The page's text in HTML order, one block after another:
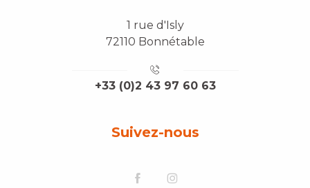
1 rue d'Isly
72110 Bonnétable
+33 (0)2 43 97 60 63
Suivez-nous